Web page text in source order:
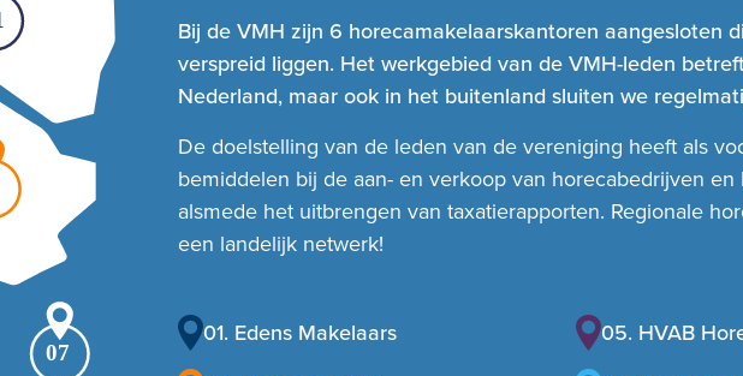
07
Bij de VMH zijn 6 horecamakelaarskantoren aangesloten
verspreid liggen. Het werkgebied van de VMH-leden
Nederland, maar ook in het buitenland sluiten we
De doelstelling van de leden van de vereniging heeft als
bemiddelen bij de aan- en verkoop van horecabedrijven en
alsmede het uitbrengen van taxatierapporten. Regionale
een landelijk netwerk!
01. Edens Makelaars
05. HVAB